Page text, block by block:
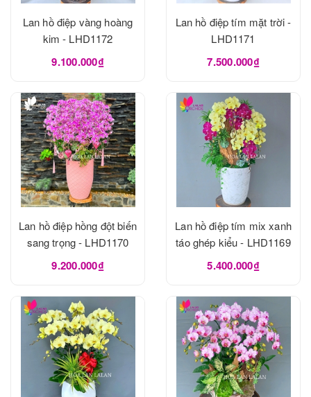
Lan hồ điệp vàng hoàng
kim - LHD1172
9.100.000₫
Lan hồ điệp tím mặt trời -
LHD1171
7.500.000₫
Lan hồ điệp hồng đột biến
sang trọng - LHD1170
9.200.000₫
Lan hồ điệp tím mix xanh
táo ghép kiểu - LHD1169
5.400.000₫